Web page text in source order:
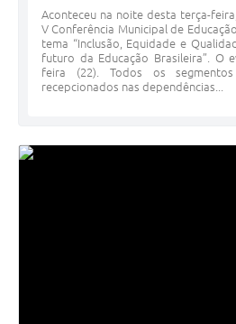
Aconteceu na noite desta terça-
V Conferência Municipal de
tema “Inclusão, Equidade e
futuro da Educação Brasileira”. O
feira (22). Todos os
recepcionados nas dependências...